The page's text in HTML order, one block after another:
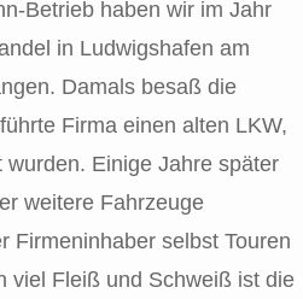
Betrieb haben wir im Jahr
in Ludwigshafen am
Damals besaß die
Firma einen alten LKW,
Einige Jahre später
weitere Fahrzeuge
Firmeninhaber selbst Touren
viel Fleiß und Schweiß ist die